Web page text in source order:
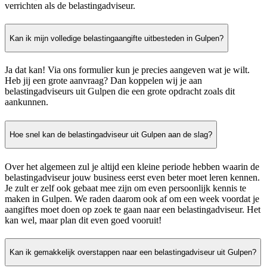
verrichten als de belastingadviseur.
Kan ik mijn volledige belastingaangifte uitbesteden in Gulpen?
Ja dat kan! Via ons formulier kun je precies aangeven wat je wilt.
Heb jij een grote aanvraag? Dan koppelen wij je aan
belastingadviseurs uit Gulpen die een grote opdracht zoals dit
aankunnen.
Hoe snel kan de belastingadviseur uit Gulpen aan de slag?
Over het algemeen zul je altijd een kleine periode hebben waarin de
belastingadviseur jouw business eerst even beter moet leren kennen.
Je zult er zelf ook gebaat mee zijn om even persoonlijk kennis te
maken in Gulpen. We raden daarom ook af om een week voordat je
aangiftes moet doen op zoek te gaan naar een belastingadviseur. Het
kan wel, maar plan dit even goed vooruit!
Kan ik gemakkelijk overstappen naar een belastingadviseur uit Gulpen?